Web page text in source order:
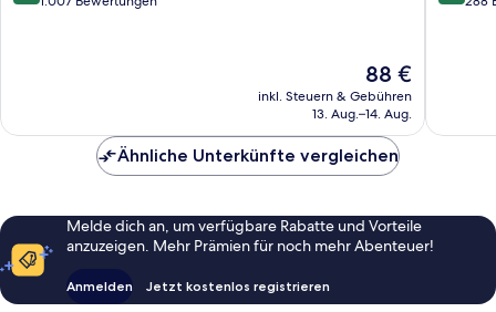
Der
Preis
beträgt
88 €
inkl. Steuern & Gebühren
13. Aug.–14. Aug.
Ähnliche Unterkünfte vergleichen
Melde dich an, um verfügbare Rabatte und Vorteile
anzuzeigen. Mehr Prämien für noch mehr Abenteuer!
Anmelden Jetzt kostenlos registrieren